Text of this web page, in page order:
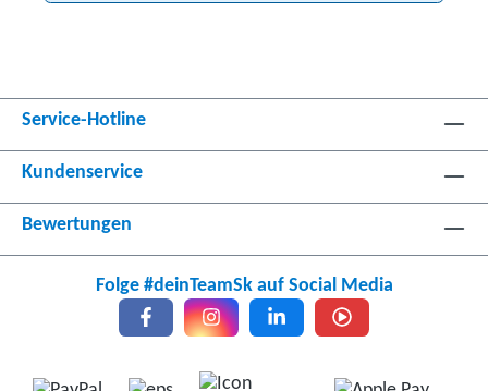
Service-Hotline
Kundenservice
Bewertungen
Folge #deinTeamSk auf Social Media